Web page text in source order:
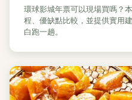
環球影城年票可以現場買嗎？
程、優缺點比較，並提供實用
白跑一趟。